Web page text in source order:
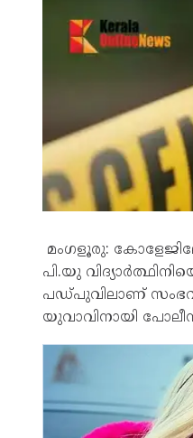
മം​ഗളൂരു:
പി.യു
പഡ്പുവിലാണ്
യുവാവിനായി